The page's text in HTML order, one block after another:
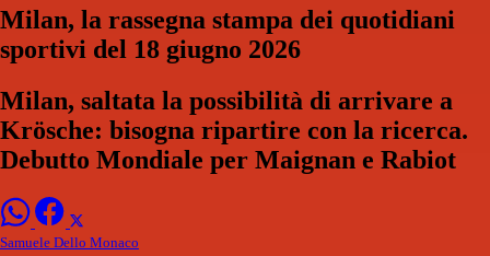
Milan, la rassegna stampa dei quotidiani
sportivi del 18 giugno 2026
Milan, saltata la possibilità di arrivare a
Krösche: bisogna ripartire con la ricerca.
Debutto Mondiale per Maignan e Rabiot
Samuele Dello Monaco